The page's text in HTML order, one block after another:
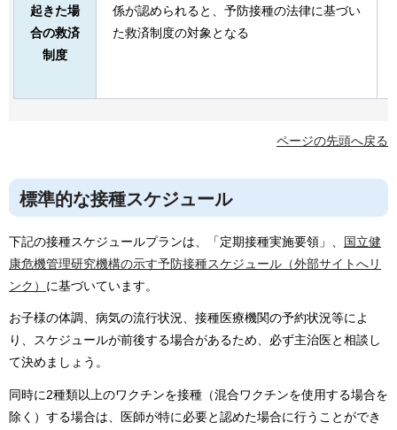
起きた場
合の救済
制度
係が認められると、予防接種の法律に基づい
た救済制度の対象となる
ページの先頭へ戻る
標準的な接種スケジュール
下記の接種スケジュールプランは、「定期接種実施要領」、
国立健
康危機管理研究機構の示す予防接種スケジュール（外部サイトへリ
ンク） に基づいています。
お子様の体調、病気の流行状況、接種医療機関の予約状況等によ
り、スケジュールが前後する場合があるため、必ず主治医と相談し
て決めましょう。
同時に2種類以上のワクチンを接種（混合ワクチンを使用する場合を
除く）する場合は、医師が特に必要と認めた場合に行うことができ